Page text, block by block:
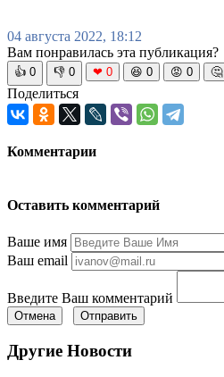
04 августа 2022, 18:12
Вам понравилась эта публикация?
👍 0 👎 0 ❤ 0 😆 0 😡 0 🤔
Поделиться
Комментарии
Оставить комментарий
Ваше имя
Ваш email
Введите Ваш комментарий
Отмена Отправить
Другие Новости